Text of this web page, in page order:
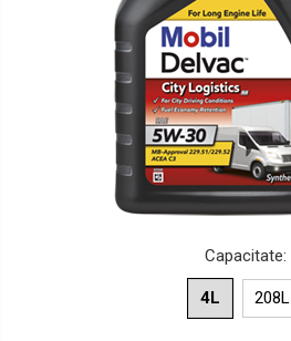
Lichide Suspensie Motociclete
Lichide Întreținere Autoturisme
Lichide Întreținere Camioane
Lichide Întreținere Motociclete
Lichide Întreținere Utilaje
Capacitate:
4L 208L